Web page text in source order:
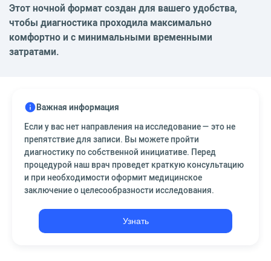
Этот ночной формат создан для вашего удобства,
чтобы диагностика проходила максимально
комфортно и с минимальными временными
затратами.
Важная информация
Если у вас нет направления на исследование — это не
препятствие для записи. Вы можете пройти
диагностику по собственной инициативе. Перед
процедурой наш врач проведет краткую консультацию
и при необходимости оформит медицинское
заключение о целесообразности исследования.
Узнать